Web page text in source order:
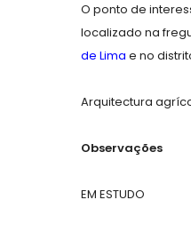
O ponto de
localizado na
de Lima e no
Arquitectura
Observações
EM ESTUDO